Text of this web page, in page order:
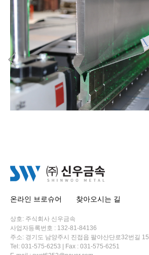
온라인 브로슈어 찾아오시는 길
상호: 주식회사 신우금속
사업자등록번호 : 132-81-84136
주소: 경기도 남양주시 진접읍 팔야산단로32번길 15
Tel: 031-575-6253 | Fax : 031-575-6251